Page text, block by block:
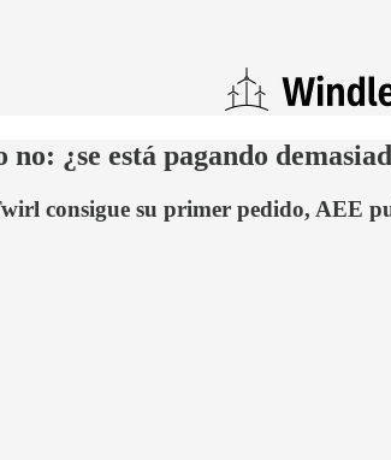
¿se está pagando
consigue su primer pedido, AEE